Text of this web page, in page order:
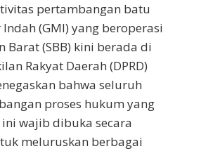
pertambangan batu
(GMI) yang beroperasi
Barat (SBB) kini berada di
Rakyat Daerah (DPRD)
bahwa seluruh
proses hukum yang
wajib dibuka secara
meluruskan berbagai